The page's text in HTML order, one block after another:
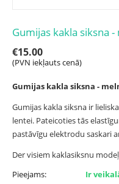
Gumijas kakla siksna
€15.00
(PVN iekļauts cenā)
Gumijas kakla siksna -
Gumijas kakla siksna ir
lentei. Pateicoties tās
pastāvīgu elektrodu saskari
Der visiem kaklasiksnu
Pieejams:
Ir